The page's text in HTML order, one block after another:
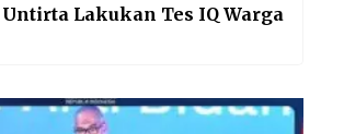
Lakukan Tes IQ Warga